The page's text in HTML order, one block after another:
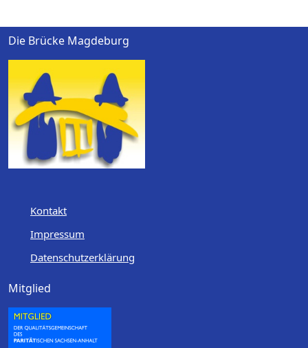
Die Brücke Magdeburg
Kontakt
Impressum
Datenschutzerklärung
Mitglied